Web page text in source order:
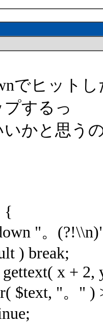
でヒット
するっ
かと思う
{
"。
) break;
x + 2,
"。" )